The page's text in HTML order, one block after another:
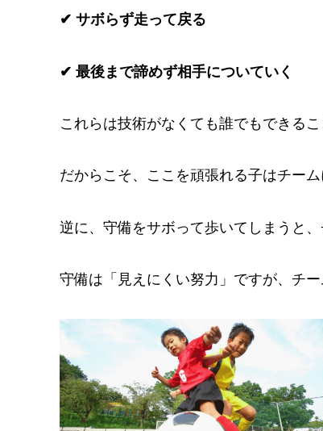
✔ サボらず走って戻る
✔ 最後まで諦めず相手についていく
これらは技術がなくても誰でもできるこ
だからこそ、ここを頑張れる子はチー
逆に、守備をサボって歩いてしまうと
守備は「見えにくい努力」ですが、チ